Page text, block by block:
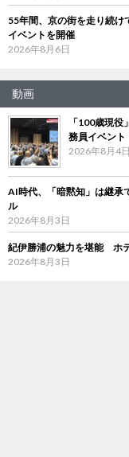
55年間、京の街を走り続
イベントを開催
2026年8月6日
動画
「100歳現
務員イベント
2026年8月4日
AI時代、「暗黙知」は継
ル
2026年8月3日
紀伊勝浦の魅力を堪能 ホ
2026年8月3日